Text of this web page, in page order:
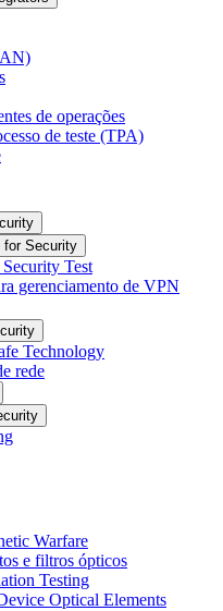
de operações
de teste (TPA)
for Security
Test
gerenciamento de VPN
Technology
rede
Warfare
e filtros ópticos
Testing
Optical Elements